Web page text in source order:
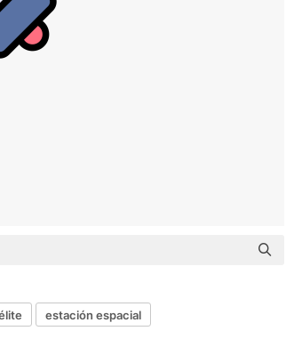
estación espacial